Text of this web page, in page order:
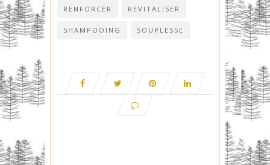
RENFORCER REVITALISER
SHAMPOOING SOUPLESSE